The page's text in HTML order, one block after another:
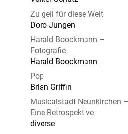
Zu geil für diese Welt
Doro Jungen
Harald Boockmann –
Fotografie
Harald Boockmann
Pop
Brian Griffin
Musicalstadt Neunkirchen –
Eine Retrospektive
diverse